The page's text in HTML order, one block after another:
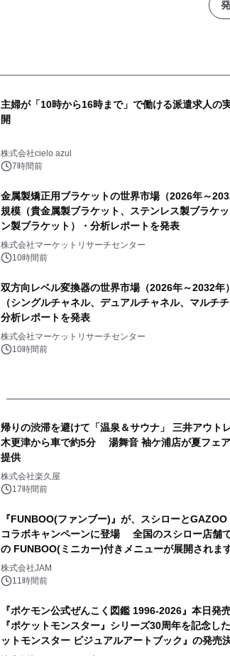
主婦が「10時から16時まで」で働ける派遣求人の
開
株式会社cielo azul
7時間前
金属製矯正用ブラケットの世界市場（2026年～
規模（貴金属製ブラケット、ステンレス製ブラケ
ン製ブラケット）・分析レポートを発表
株式会社マーケットリサーチセンター
10時間前
双方向レベル変換器の世界市場（2026年～2032年
（シングルチャネル、デュアルチャネル、マルチ
分析レポートを発表
株式会社マーケットリサーチセンター
10時間前
帰りの渋滞を避けて「温泉＆サウナ」 三井アウト
木更津から車で約5分 湯舞音 袖ケ浦店が夏フェ
提供
株式会社楽久屋
17時間前
『FUNBOO(ファンブー)』が、スシローと
コラボキャンペーンに登場 全国のスシロー店舗
の FUNBOO(ミニカー)付きメニューが展開されま
株式会社JAM
11時間前
『ポケモン公式ぜんこく図鑑 1996-2026』本日発
『ポケットモンスター』シリーズ30周年を記念し
ットモンスター ビジュアルアートブック』の発売